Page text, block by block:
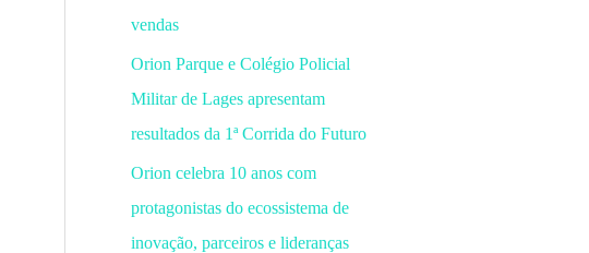
vendas
Orion Parque e Colégio Policial
Militar de Lages apresentam
resultados da 1ª Corrida do Futuro
Orion celebra 10 anos com
protagonistas do ecossistema de
inovação, parceiros e lideranças